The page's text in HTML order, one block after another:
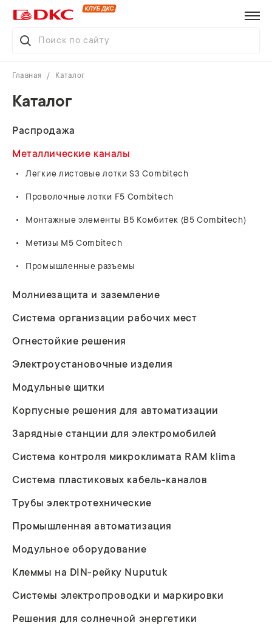
Главная Каталог
Каталог
Распродажа
Металлические каналы
Легкие листовые лотки S3 Combitech
Проволочные лотки F5 Combitech
Монтажные элементы В5 Комбитек (B5 Combitech)
Метизы M5 Combitech
Промышленные разъемы
Молниезащита и заземление
Система организации рабочих мест
Огнестойкие решения
Электроустановочные изделия
Модульные щитки
Корпусные решения для автоматизации
Зарядные станции для электромобилей
Система контроля микроклимата RAM klima
Система пластиковых кабель-каналов
Трубы электротехнические
Промышленная автоматизация
Модульное оборудование
Клеммы на DIN-рейку Nuputuk
Системы электропроводки и маркировки
Решения для солнечной энергетики